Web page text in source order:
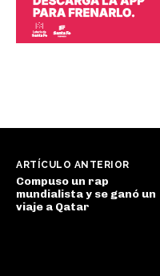
ARTÍCULO ANTERIOR
Compuso un rap
mundialista y se ganó un
viaje a Qatar